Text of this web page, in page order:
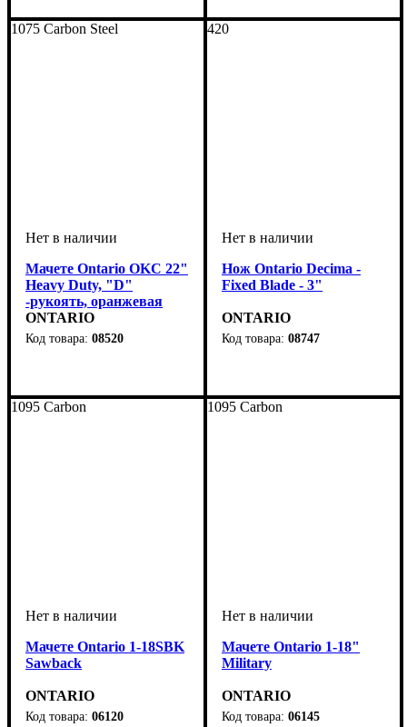
1075 Carbon Steel
Мачете Ontario OKC 22"
Heavy Duty, "D"
-рукоять, оранжевая
ONTARIO
08520
420
Нож Ontario Decima -
Fixed Blade - 3"
ONTARIO
08747
1095 Carbon
Мачете Ontario 1-18SBK
Sawback
ONTARIO
06120
1095 Carbon
Мачете Ontario 1-18"
Military
ONTARIO
06145